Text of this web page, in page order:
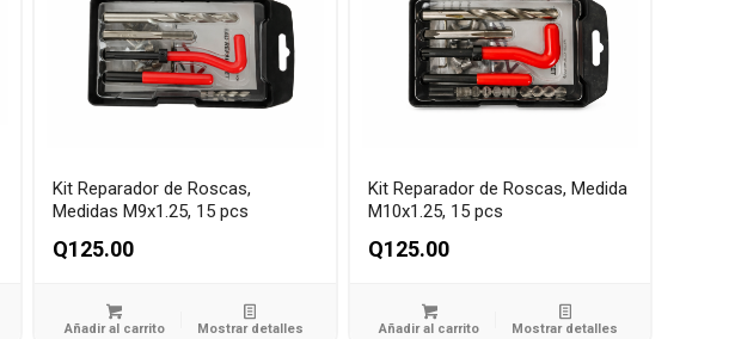
Kit Reparador de Roscas,
Medidas M9x1.25, 15 pcs
Q125.00
Añadir al carrito Mostrar detalles
Kit Reparador de Roscas, Medida
M10x1.25, 15 pcs
Q125.00
Añadir al carrito Mostrar detalles